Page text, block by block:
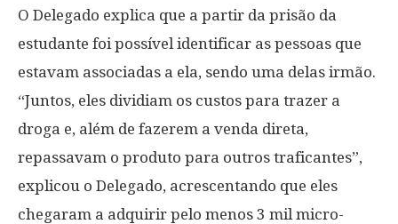
O Delegado explica que a partir da prisão da
estudante foi possível identificar as pessoas que
estavam associadas a ela, sendo uma delas irmão.
“Juntos, eles dividiam os custos para trazer a
droga e, além de fazerem a venda direta,
repassavam o produto para outros traficantes”,
explicou o Delegado, acrescentando que eles
chegaram a adquirir pelo menos 3 mil micro-